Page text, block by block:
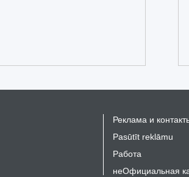
Реклама и
Pasūtīt reklāmu
Работа
неОфициальная